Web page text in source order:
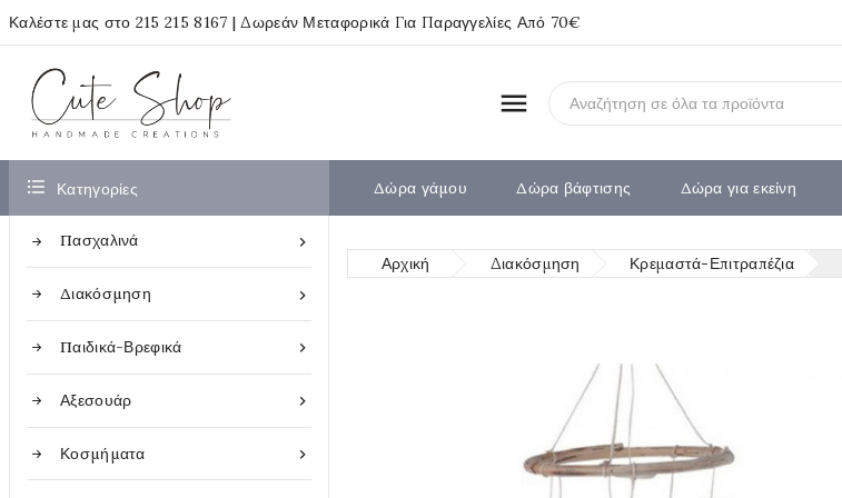
Καλέστε μας στο 215 215 8167 | Δωρεάν Μεταφορικά Για Παραγγελίες Από 70€

 Κατηγορίες

Πασχαλινά

Διακόσμηση

Παιδικά-Βρεφικά

Αξεσουάρ

Κοσμήματα
Δώρα γάμου Δώρα βάφτισης Δώρα για εκείνη
Αρχική Διακόσμηση Κρεμαστά-Επιτραπέζια